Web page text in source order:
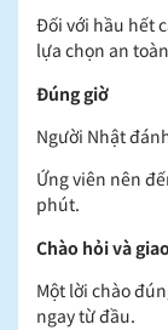
Đối với hầu hết
lựa chọn an
Đúng giờ
Người Nhật
Ứng viên nên
phút.
Chào hỏi và
Một lời chào
ngay từ đầu.